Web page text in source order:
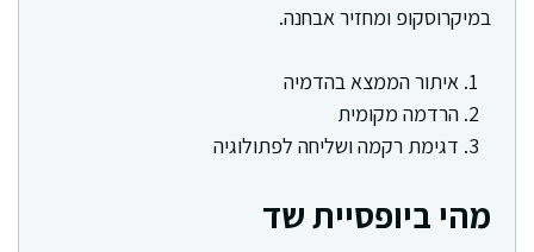
במיקרוסקופ ומחזיר אבחנה.
איתור הממצא בהדמיה
הרדמה מקומית
דגימת רקמה ושליחה לפתולוגיה
מהי ביופסיית שד